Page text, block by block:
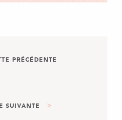
PRÉCÉDENTE
SUIVANTE